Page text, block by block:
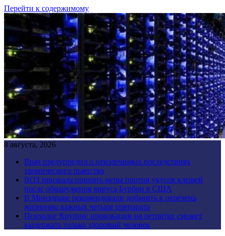
Перейти к содержимому
8 августа, 2026
Врач предупредил о неизлечимых последствиях
хронического пьянства
ВОЗ призвала принять меры против укусов клещей
после обнаружения вируса Бурбон в США
В Минздраве рекомендовали добавить в перечень
жизненно важных четыре препарата
Психолог Крупин: провокации на ретритах сможет
выдержать только здоровый человек